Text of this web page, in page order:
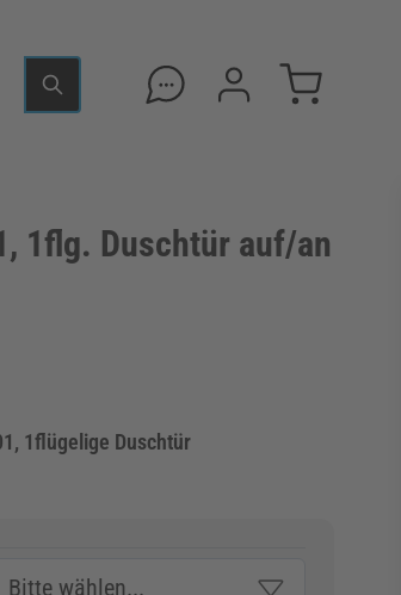
1flg. Duschtür auf/an
1flügelige Duschtür